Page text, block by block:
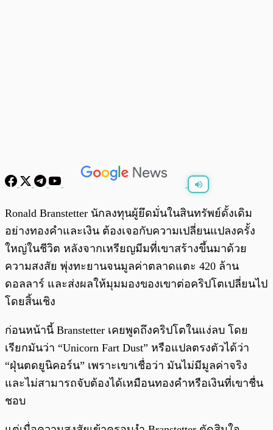
0:00/ 0:00
Ronald Branstetter นักลงทุนผู้ยึดมั่นในสินทรัพย์ดั้งเดิม
อย่างทองคำและเงิน ต้องเจอกับความเปลี่ยนแปลงครั้ง
ใหญ่ในชีวิต หลังจากเหรียญมีมที่เขาสร้างขึ้นมาด้วย
ความสงสัย พุ่งทะยานจนมูลค่าตลาดแตะ 420 ล้าน
ดอลลาร์ และส่งผลให้มุมมองของเขาต่อคริปโตเปลี่ยนไป
โดยสิ้นเชิง
ก่อนหน้านี้ Branstetter เคยพูดถึงคริปโตในแง่ลบ โดย
เรียกมันว่า “Unicorn Fart Dust” หรือแปลตรงตัวได้ว่า
“ฝุ่นตดยูนิคอร์น” เพราะเขาเชื่อว่า มันไม่มีมูลค่าจริง
และไม่สามารถจับต้องได้เหมือนทองคำหรือเงินที่เขาชื่น
ชอบ